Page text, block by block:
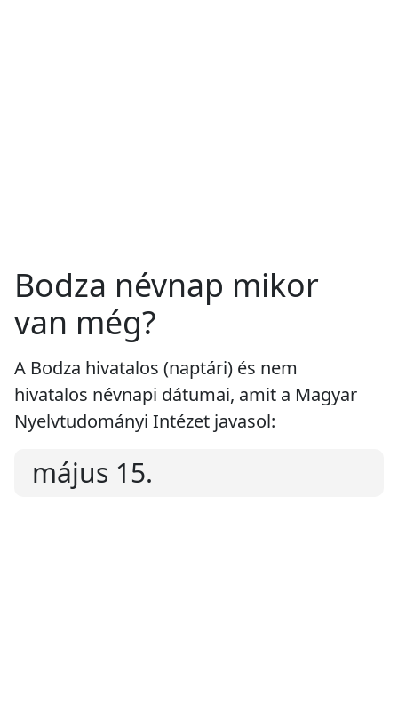
Bodza névnap mikor
van még?
A Bodza hivatalos (naptári) és nem
hivatalos névnapi dátumai, amit a Magyar
Nyelvtudományi Intézet javasol:
május 15.